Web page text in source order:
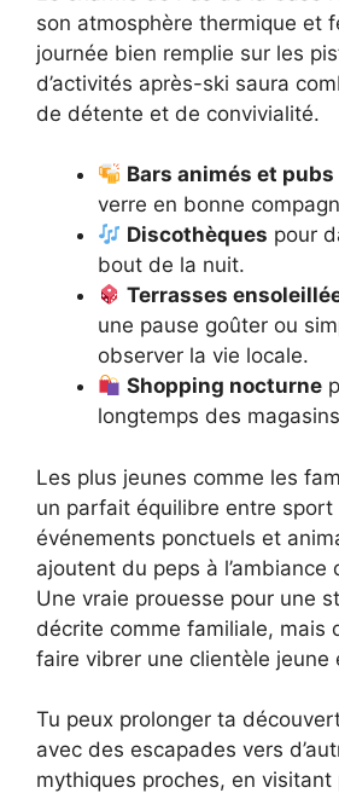
son atmosphère thermique et
journée bien remplie sur les
d’activités après-ski saura
de détente et de convivialité.
Bars animés et pubs
verre en bonne
Discothèques pour
bout de la nuit.
Terrasses
une pause goûter ou
observer la vie locale.
Shopping nocturne
longtemps des
Les plus jeunes comme les
un parfait équilibre entre
événements ponctuels et
ajoutent du peps à l’ambiance
Une vraie prouesse pour une
décrite comme familiale, mais
faire vibrer une clientèle jeune
Tu peux prolonger ta
avec des escapades vers
mythiques proches, en visitant